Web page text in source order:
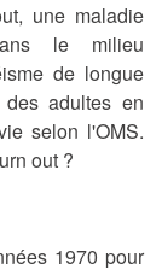
une maladie
le milieu
de longue
adultes en
selon l'OMS.
out ?
1970 pour